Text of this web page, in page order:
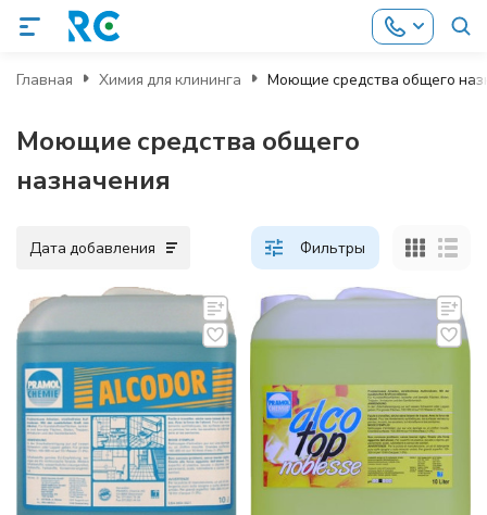
Главная Химия для клининга Моющие средства общего
Моющие средства общего
назначения
Дата добавления Фильтры